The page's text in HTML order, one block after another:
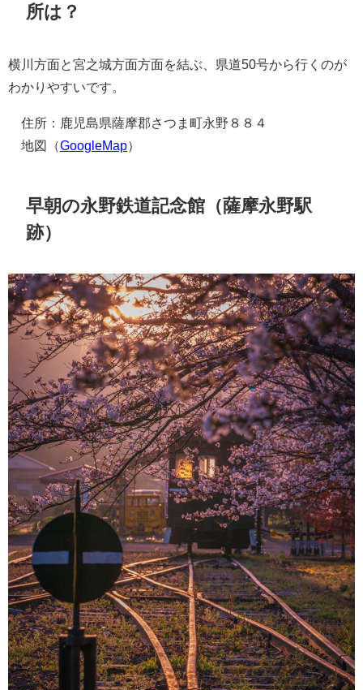
所は？
横川方面と宮之城方面方面を結ぶ、県道50号から行くのが
わかりやすいです。
住所：鹿児島県薩摩郡さつま町永野８８４
地図（GoogleMap）
早朝の永野鉄道記念館（薩摩永野駅
跡）